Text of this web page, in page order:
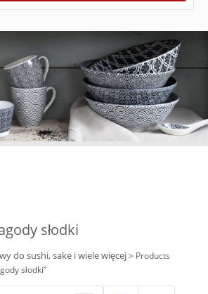
słodki
do sushi, sake i wiele więcej> Products
słodki”